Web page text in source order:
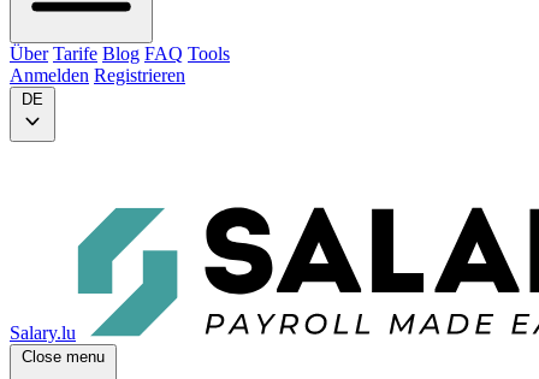
Über Tarife Blog FAQ Tools
Anmelden Registrieren
DE
Salary.lu
Close menu